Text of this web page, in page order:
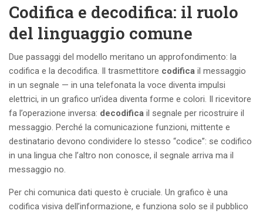
Codifica e decodifica: il ruolo
del linguaggio comune
Due passaggi del modello meritano un approfondimento: la
codifica e la decodifica. Il trasmettitore codifica il messaggio
in un segnale — in una telefonata la voce diventa impulsi
elettrici, in un grafico un’idea diventa forme e colori. Il ricevitore
fa l’operazione inversa: decodifica il segnale per ricostruire il
messaggio. Perché la comunicazione funzioni, mittente e
destinatario devono condividere lo stesso “codice”: se codifico
in una lingua che l’altro non conosce, il segnale arriva ma il
messaggio no.
Per chi comunica dati questo è cruciale. Un grafico è una
codifica visiva dell’informazione, e funziona solo se il pubblico